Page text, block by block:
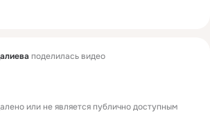
поделилась видео
или не является публично доступным